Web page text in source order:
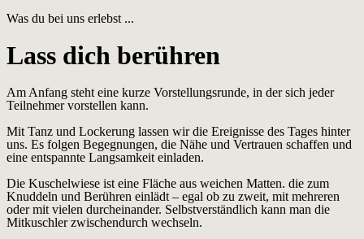
Was du bei uns erlebst ...
Lass dich berühren
Am Anfang steht eine kurze Vorstellungsrunde, in der sich jeder
Teilnehmer vorstellen kann.
Mit Tanz und Lockerung lassen wir die Ereignisse des Tages hinter
uns. Es folgen Begegnungen, die Nähe und Vertrauen schaffen und
eine entspannte Langsamkeit einladen.
Die Kuschelwiese ist eine Fläche aus weichen Matten. die zum
Knuddeln und Berühren einlädt – egal ob zu zweit, mit mehreren
oder mit vielen durcheinander. Selbstverständlich kann man die
Mitkuschler zwischendurch wechseln.